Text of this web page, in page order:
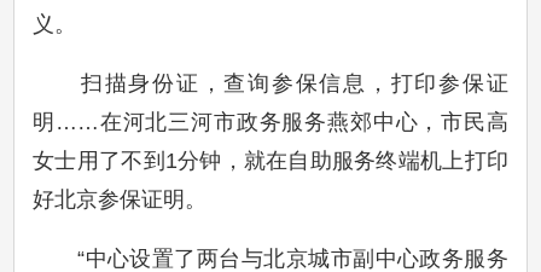
义。
扫描身份证，查询参保信息，打印参保证
明……在河北三河市政务服务燕郊中心，市民高
女士用了不到1分钟，就在自助服务终端机上打印
好北京参保证明。
“中心设置了两台与北京城市副中心政务服务